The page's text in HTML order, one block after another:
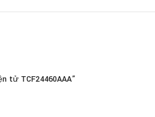
tử TCF24460AAA”